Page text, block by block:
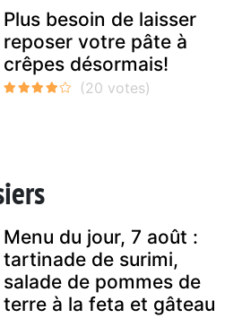
Plus besoin de laisser
reposer votre pâte à
crêpes désormais!
Menu du jour, 7 août :
tartinade de surimi,
salade de pommes de
terre à la feta et gâteau